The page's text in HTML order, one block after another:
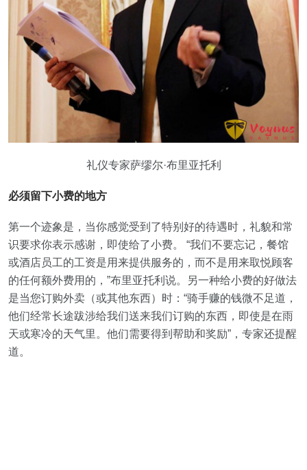
礼仪专家萨缪尔·布里亚托利
必须留下小费的地方
第一个迹象是，当你感觉受到了特别好的待遇时，礼貌和常
识要求你表示感谢，即使给了小费。 “我们不要忘记，餐馆
或酒店员工的工资是用来提供服务的，而不是用来取悦顾客
的任何额外费用的，”布里亚托利说。另一种给小费的好做法
是当您订购外卖（或其他东西）时：“骑手赚的钱微不足道，
他们经常长途跋涉给我们送来我们订购的东西，即使是在雨
天或寒冷的天气里。他们需要得到帮助和奖励”，专家还提醒
道。